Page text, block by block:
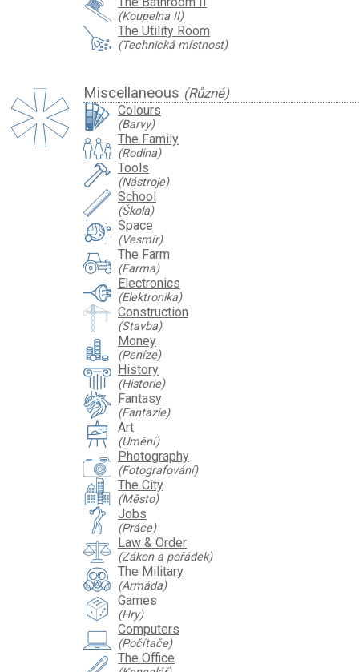
(Koupelna II)
The Utility Room
(Technická místnost)
Miscellaneous (Různé)
Colours
(Barvy)
The Family
(Rodina)
Tools
(Nástroje)
School
(Škola)
Space
(Vesmír)
The Farm
(Farma)
Electronics
(Elektronika)
Construction
(Stavba)
Money
(Peníze)
History
(Historie)
Fantasy
(Fantazie)
Art
(Umění)
Photography
(Fotografování)
The City
(Město)
Jobs
(Práce)
Law & Order
(Zákon a pořádek)
The Military
(Armáda)
Games
(Hry)
Computers
(Počítače)
The Office